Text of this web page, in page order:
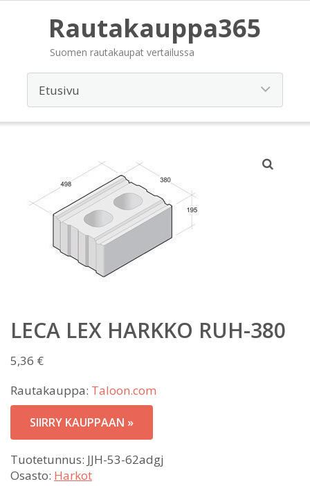
Rautakauppa365
Suomen rautakaupat vertailussa
LECA LEX HARKKO RUH-380
5,36 €
Rautakauppa: Taloon.com
SIIRRY KAUPPAAN »
Tuotetunnus: JJH-53-62adgj
Osasto: Harkot